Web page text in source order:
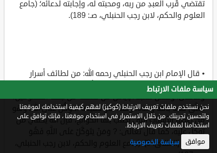
تقتضي قُرب العبدِ من ربه، ومحبته له، وإجابته لدعائه؛ (جامع
العلوم والحكم، لابن رجب الحنبلي، صـ: 189).
• قال الإمام ابن رجب الحنبلي رحمه الله: من لطائف أسرار
اقتران الفرج بالكرب، واليسر بالعسر: أن الكرب إذا اشتد وعظم
وتناهى، وحصل للعبد الإياس من كشفه من جهة المخلوقين،
تعلَّق قلبه بالله وحده، وهذا هو حقيقة التوكُّل على الله، وهو
من أعظم الأسباب التي تطلب بها الحوائج، فإن الله يكفي من
توكل عليه، كما قال تعالى: ? وَمَنْ يَتَوَكَّلْ عَلَى اللَّهِ فَهُوَ
حَسْبُهُ ? [الطلاق: 3]؛ (جامع العلوم والحكم، لابن رجب الحنبلي،
سياسة ملفات الارتباط
نحن نستخدم ملفات تعريف الارتباط (كوكيز) لفهم كيفية استخدامك لموقعنا
ولتحسين تجربتك. من خلال الاستمرار في استخدام موقعنا ، فإنك توافق على
استخدامنا لملفات تعريف الارتباط.
موافق سياسة الخصوصية